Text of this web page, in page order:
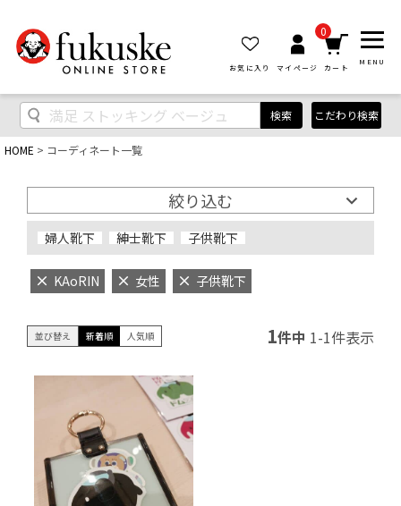
お気に入り マイページ
0
カート
MENU
検索 こだわり検索
HOME コーディネート一覧
絞り込む
婦人靴下 紳士靴下 子供靴下
KAoRIN 女性 子供靴下
並び替え 新着順 人気順 1件中 1-1件表示